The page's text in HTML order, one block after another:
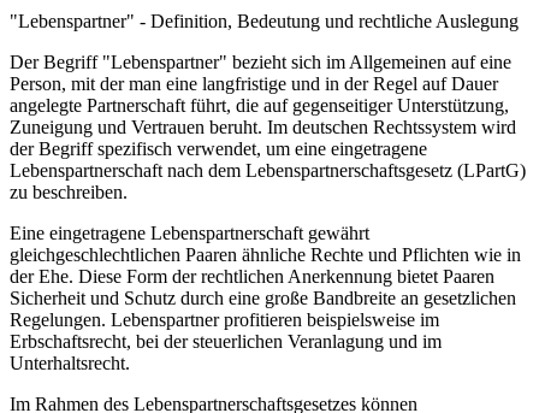
"Lebenspartner" - Definition, Bedeutung und rechtliche Auslegung
Der Begriff "Lebenspartner" bezieht sich im Allgemeinen auf eine
Person, mit der man eine langfristige und in der Regel auf Dauer
angelegte Partnerschaft führt, die auf gegenseitiger Unterstützung,
Zuneigung und Vertrauen beruht. Im deutschen Rechtssystem wird
der Begriff spezifisch verwendet, um eine eingetragene
Lebenspartnerschaft nach dem Lebenspartnerschaftsgesetz (LPartG)
zu beschreiben.
Eine eingetragene Lebenspartnerschaft gewährt
gleichgeschlechtlichen Paaren ähnliche Rechte und Pflichten wie in
der Ehe. Diese Form der rechtlichen Anerkennung bietet Paaren
Sicherheit und Schutz durch eine große Bandbreite an gesetzlichen
Regelungen. Lebenspartner profitieren beispielsweise im
Erbschaftsrecht, bei der steuerlichen Veranlagung und im
Unterhaltsrecht.
Im Rahmen des Lebenspartnerschaftsgesetzes können